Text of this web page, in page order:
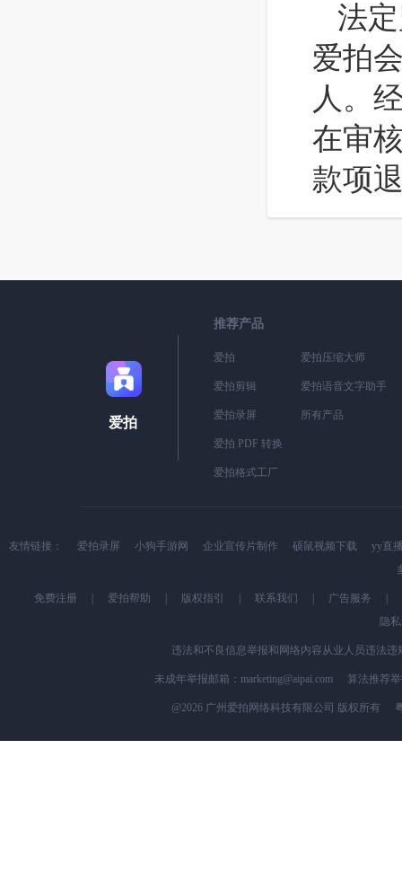
法
爱拍
人。
在审
款项
爱拍
推荐产品
爱拍
爱拍剪辑
爱拍录屏
爱拍 PDF 转换
爱拍格式工厂
爱拍压缩大师
爱拍语音文字助手
所有产品
友情链接： 爱拍录屏 小狗手游网 企业宣传片制作 硕鼠视频下载
yy直
免费注册 爱拍帮助 版权指引 联系我们 广告服务
隐
违法和不良信息举报和网络内容从业人员违法违
未成年举报邮箱：marketing@aipai.com 算法推荐举
@2026 广州爱拍网络科技有限公司 版权所有